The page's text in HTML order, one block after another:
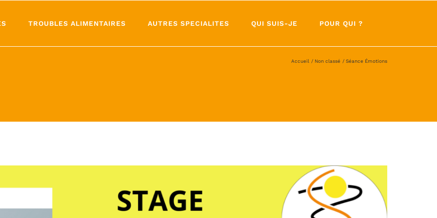
TROUBLES ALIMENTAIRES AUTRES SPECIALITES QUI SUIS-JE POUR QUI ?
Accueil Non classé Séance Émotions